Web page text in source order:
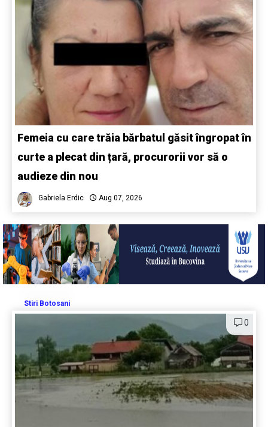
Femeia cu care trăia bărbatul găsit îngropat în
curte a plecat din țară, procurorii vor să o
audieze din nou
Gabriela Erdic Aug 07, 2026
Stiri Botosani
0